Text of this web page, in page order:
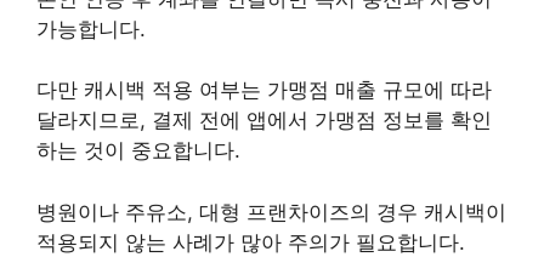
가능합니다.
다만 캐시백 적용 여부는 가맹점 매출 규모에 따라
달라지므로, 결제 전에 앱에서 가맹점 정보를 확인
하는 것이 중요합니다.
병원이나 주유소, 대형 프랜차이즈의 경우 캐시백이
적용되지 않는 사례가 많아 주의가 필요합니다.